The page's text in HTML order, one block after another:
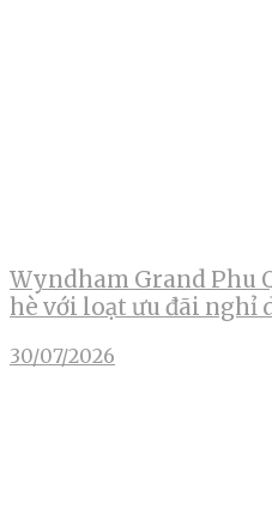
Wyndham Grand Phu
hè với loạt ưu đãi nghỉ
30/07/2026